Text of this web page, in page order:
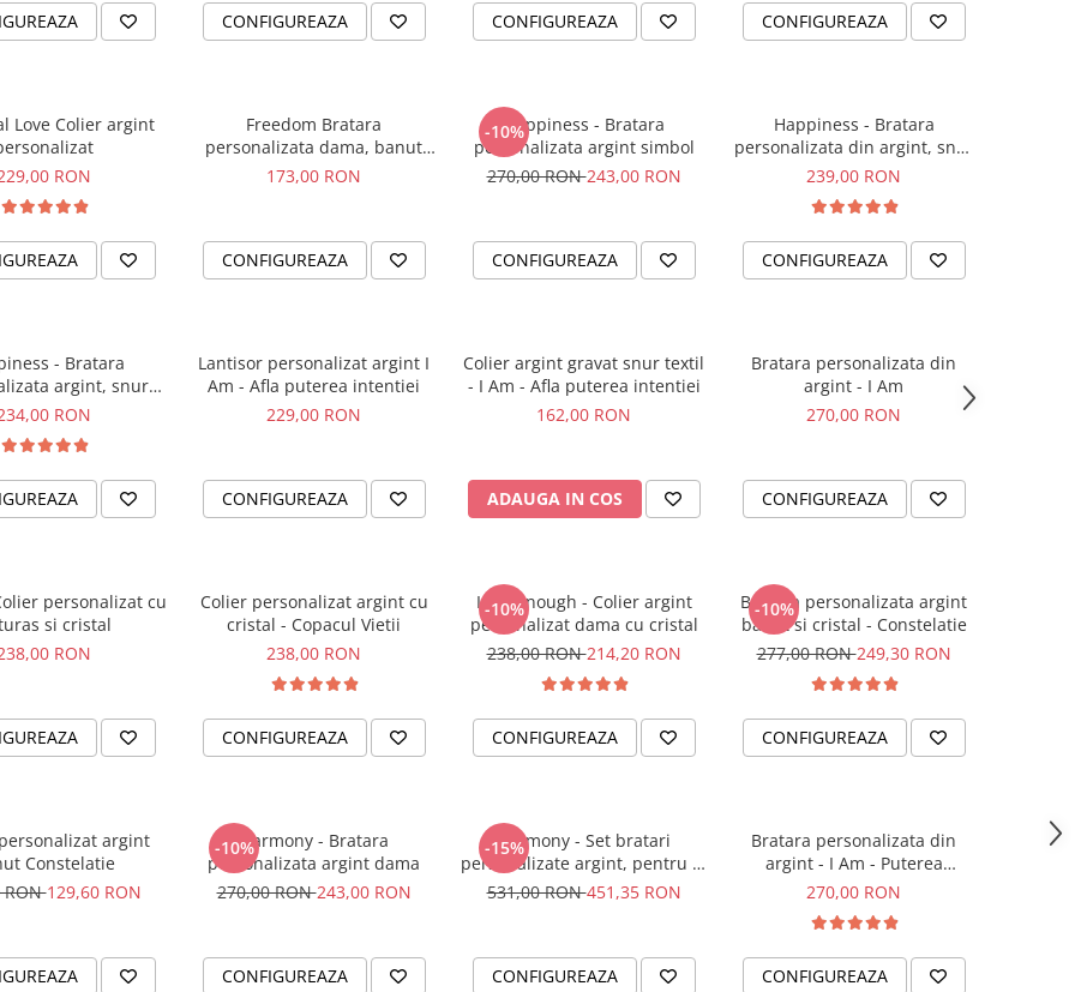
CONFIGUREAZA CONFIGUREAZA CONFIGUREAZA
Love Colier argint
RON
Freedom Bratara
personalizata dama, banut
argint, snur reglabil
173,00 RON
CONFIGUREAZA
-10%Happiness - Bratara
personalizata argint simbol
270,00 RON243,00 RON
CONFIGUREAZA
Happiness - Bratara
personalizata din argint, snur
dublu piele, simbol
239,00 RON
CONFIGUREAZA
- Bratara
argint, snur
piele simbol
RON
Lantisor personalizat argint I
Am - Afla puterea intentiei
229,00 RON
CONFIGUREAZA
Colier argint gravat snur textil
- I Am - Afla puterea intentiei
162,00 RON
ADAUGA IN COS
Bratara personalizata din
argint - I Am
270,00 RON
CONFIGUREAZA
personalizat cu
si cristal
RON
Colier personalizat argint cu
cristal - Copacul Vietii
238,00 RON
CONFIGUREAZA
-10%
I am Enough - Colier argint
personalizat dama cu cristal
238,00 RON214,20 RON
CONFIGUREAZA
-10%
Bratara personalizata argint
banut si cristal - Constelatie
277,00 RON249,30 RON
CONFIGUREAZA
argint
Constelatie
RON129,60 RON
-10%Harmony - Bratara
personalizata argint dama
270,00 RON243,00 RON
CONFIGUREAZA
-15%
Harmony - Set bratari
personalizate argint, pentru el
si ea
531,00 RON451,35 RON
CONFIGUREAZA
Bratara personalizata din
argint - I Am - Puterea
intentiei la mana ta
270,00 RON
CONFIGUREAZA